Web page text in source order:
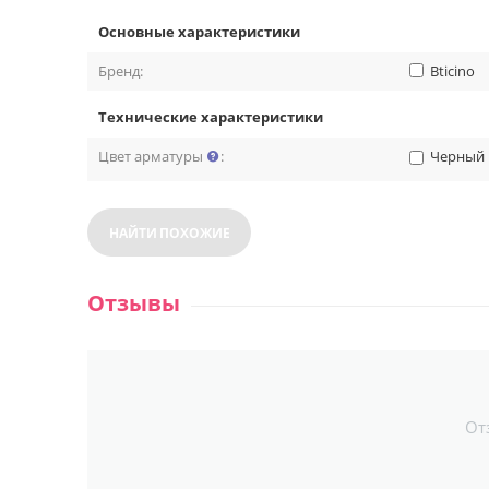
Основные характеристики
Бренд:
Bticino
Технические характеристики
Цвет арматуры
: Черный
НАЙТИ ПОХОЖИЕ
Отзывы